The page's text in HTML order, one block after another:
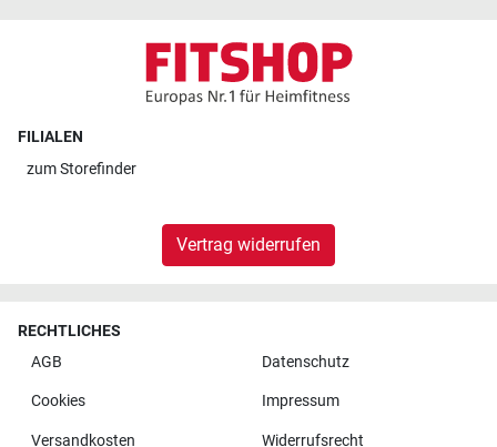
FILIALEN
zumStorefinder
Vertrag widerrufen
RECHTLICHES
AGB
Datenschutz
Cookies Impressum
Versandkosten Widerrufsrecht